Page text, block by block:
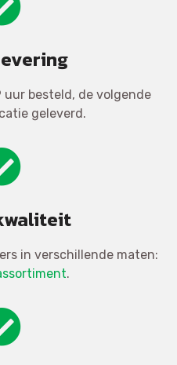
uur besteld, de volgende
geleverd.
in verschillende maten:
.